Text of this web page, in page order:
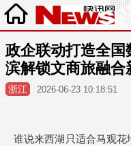
政企联动打造全国
滨解锁文商旅融合
浙江 2026-06-23 10:18:51
谁说来西湖只适合马观